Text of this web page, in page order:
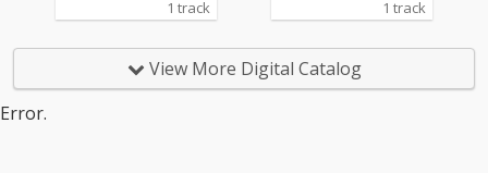
スキル折り紙付きの両
に拡張している。 コミ
高揚させるエネルギー
までのコラボレーショ
es によるコラボ楽曲
昨年発表された「あか
らさまにやべー」に続
1 track
ー／プロデューサー・
に発表した「by my sid
e」がTikTok上で話題
1 track
View More Digital Catalog
Error.